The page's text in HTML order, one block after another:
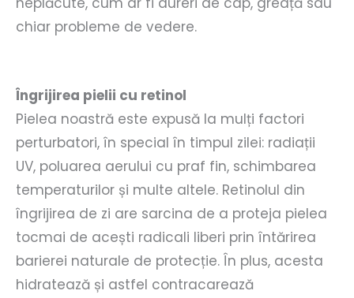
chiar probleme de vedere.
Îngrijirea pielii cu retinol
Pielea noastră este expusă la mulți factori
perturbatori, în special în timpul zilei: radiații
UV, poluarea aerului cu praf fin, schimbarea
temperaturilor și multe altele. Retinolul din
îngrijirea de zi are sarcina de a proteja pielea
tocmai de acești radicali liberi prin întărirea
barierei naturale de protecție. În plus, acesta
hidratează și astfel contracarează